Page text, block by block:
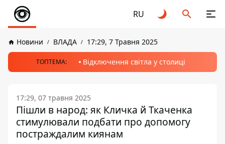
RU
Новини ВЛАДА 17:29, 7 Травня 2025
ТОПТЕМА: Відключення світла у столиці
17:29, 07 травня 2025
Пішли в народ: як Кличка й Ткаченка
стимулювали подбати про допомогу
постраждалим киянам